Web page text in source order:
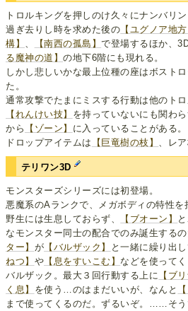
トロルキングを押しのけ久々にナンバリ
過ぎ去りし時を求めた後の 【ユグノア地方
構】 、 【南西の孤島】で登場するほか、
る魔神の道】の地下6階にも現れる。
しかし悲しいかな最上位種の座はボスト
た。
通常攻撃でたまにミスする行動は他のト
【れんけい技】 を持っていないにも関わ
から
【ゾーン】 に入っていることがある。
ドロップアイテムは
【巨竜樹の枝】 、レ
テリワン3D
モンスターズシリーズには初登場。
悪魔系のAランクで、メガボディの特性を
野生には生息しておらず、
【ブオーン】
なモンスター同士の配合でのみ誕生する
ター】 が 【バルザック】 と一緒に繰り出
ねつ】 や 【息をすいこむ】 などを使って
バルザック。最大３回行動する上に
【ブ
く息】 を使う…のはまだいいが、なんと
まで使ってくるのだ。ずるいぞ。……そ